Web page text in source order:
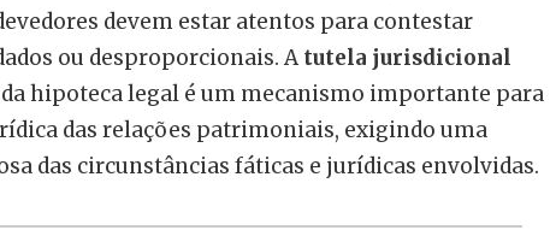
devem estar atentos para contestar
ou desproporcionais. A tutela jurisdicional
hipoteca legal é um mecanismo importante para
das relações patrimoniais, exigindo uma
das circunstâncias fáticas e jurídicas envolvidas.